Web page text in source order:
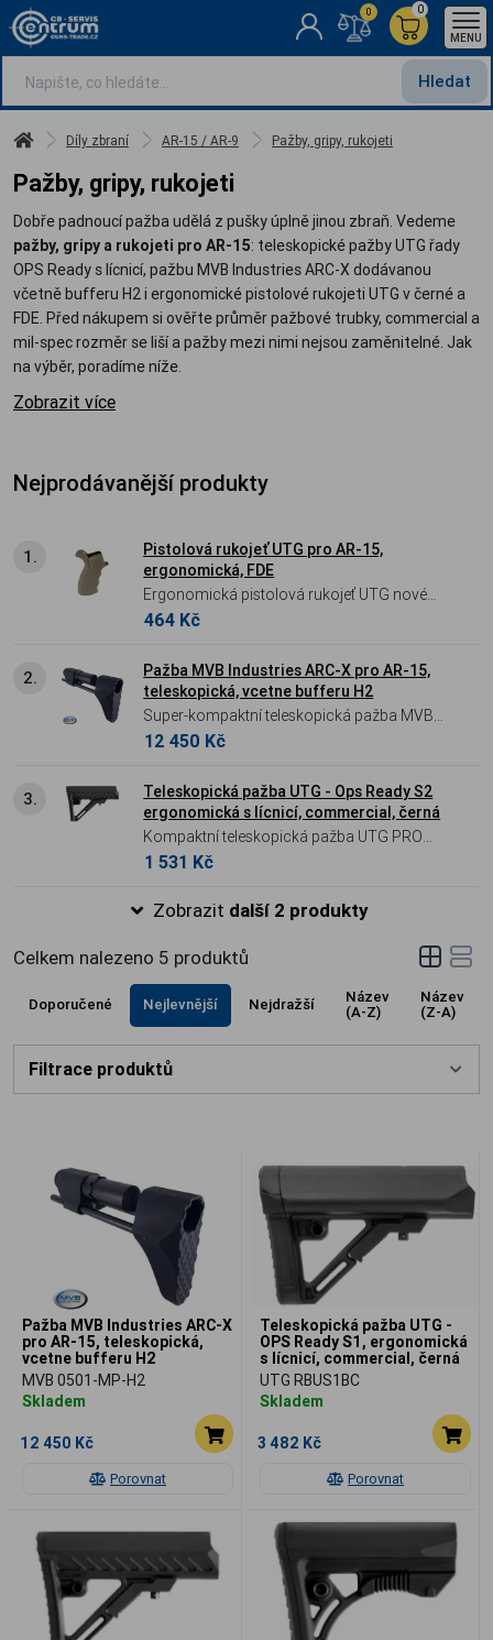
Hledat
0
0
MENU
Díly zbraní AR-15 / AR-9 Pažby, gripy, rukojeti
Pažby, gripy, rukojeti
Dobře padnoucí pažba udělá z pušky úplně jinou zbraň. Vedeme
pažby, gripy a rukojeti pro AR-15: teleskopické pažby UTG řady
OPS Ready s lícnicí, pažbu MVB Industries ARC-X dodávanou
včetně bufferu H2 i ergonomické pistolové rukojeti UTG v černé a
FDE. Před nákupem si ověřte průměr pažbové trubky, commercial a
mil-spec rozměr se liší a pažby mezi nimi nejsou zaměnitelné. Jak
na výběr, poradíme níže.
Zobrazit více
Nejprodávanější produkty
1.
Pistolová rukojeť UTG pro AR-15,
ergonomická, FDE
Ergonomická pistolová rukojeť UTG nové
generace pro AR-15 v barvě FDE –
prostor.
464 Kč
2.
Pažba MVB Industries ARC-X pro AR-15,
teleskopická, vcetne bufferu H2
Super-kompaktní teleskopická pažba MVB
Industries ARC-X s bufferem H2 pro pušky
konstrukce umožňuje výrazné zkrácení
zbraně bez nutnosti použití speciálního
nosiče závorníku, přičemž zachovává plnou
funkčnost a střelitelnost.
12 450 Kč
3.
Teleskopická pažba UTG - Ops Ready S2
ergonomická s lícnicí, commercial, černá
Kompaktní teleskopická pažba UTG PRO
Ops Ready S3 (Commercial) s
bodem.
1 531 Kč
Zobrazit další 2 produkty
Celkem nalezeno 5 produktů
Doporučené Nejlevnější Nejdražší
Název
(A-Z)
Název
(Z-A)
Filtrace produktů
Porovnat
Pažba MVB Industries ARC-X
pro AR-15, teleskopická,
vcetne bufferu H2
MVB 0501-MP-H2
Skladem
12 450 Kč
Porovnat
Teleskopická pažba UTG -
OPS Ready S1, ergonomická
s lícnicí, commercial, černá
UTG RBUS1BC
Skladem
3 482 Kč